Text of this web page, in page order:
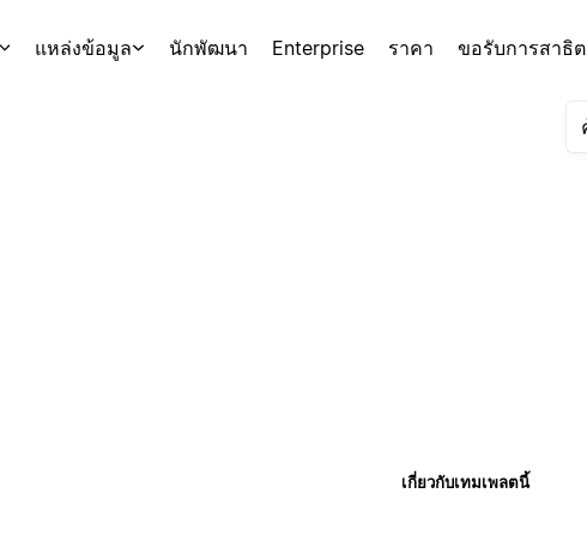
แหล่งข้อมูล นักพัฒนา Enterprise ราคา ขอรับการสาธิต
เกี่ยวกับเทมเพลตนี้